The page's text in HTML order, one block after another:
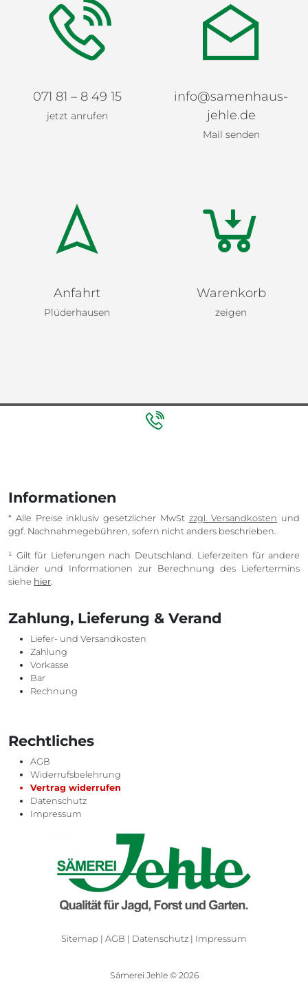
071 81 – 8 49 15
jetzt anrufen
info@samenhaus-
jehle.de
Mail senden
Anfahrt
Plüderhausen
Warenkorb
zeigen
Informationen
* Alle Preise inklusiv gesetzlicher MwSt zzgl. Versandkosten und
ggf. Nachnahmegebühren, sofern nicht anders beschrieben.
¹ Gilt für Lieferungen nach Deutschland. Lieferzeiten für andere
Länder und Informationen zur Berechnung des Liefertermins
siehe hier.
Zahlung, Lieferung & Verand
Liefer- und Versandkosten
Zahlung
Vorkasse
Bar
Rechnung
Rechtliches
AGB
Widerrufsbelehrung
Vertrag widerrufen
Datenschutz
Impressum
Sitemap | AGB | Datenschutz | Impressum
Sämerei Jehle © 2026